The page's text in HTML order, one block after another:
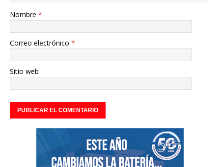
Nombre *
Correo electrónico *
Sitio web